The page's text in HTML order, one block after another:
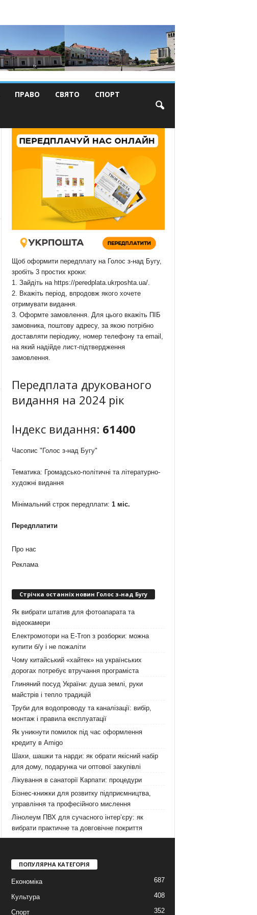
ПРАВО СВЯТО СПОРТ
Щоб оформити передплату на Голос з-над Бугу,
зробіть 3 простих кроки:
1. Зайдіть на https://peredplata.ukrposhta.ua/.
2. Вкажіть період, впродовж якого хочете
отримувати видання.
3. Оформте замовлення. Для цього вкажіть ПІБ
замовника, поштову адресу, за якою потрібно
доставляти періодику, номер телефону та email,
на який надійде лист-підтвердження
замовлення.
Передплата друкованого
видання на 2024 рік
Індекс видання: 61400
Часопис "Голос з-над Бугу"
Тематика: Громадсько-політичні та літературно-
художні видання
Мінімальний строк передплати: 1 міс.
Передплатити
Про нас
Реклама
Стрічка останніх новин Голос з-над Бугу
Як вибрати штатив для фотоапарата та
відеокамери
Електромотори на E-Tron з розборки: можна
купити б/у і не пожаліти
Чому китайський «хайтек» на українських
дорогах потребує втручання програміста
Глиняний посуд України: душа землі, руки
майстрів і тепло традицій
Труби для водопроводу та каналізації: вибір,
монтаж і правила експлуатації
Як уникнути помилок під час оформлення
кредиту в Amigo
Шахи, шашки та нарди: як обрати якісний набір
для дому, подарунка чи оптової закупівлі
Лікування в санаторії Карпати: процедури
Бізнес-книжки для розвитку підприємництва,
управління та професійного мислення
Лінолеум ПВХ для сучасного інтер’єру: як
вибрати практичне та довговічне покриття
ПОПУЛЯРНА КАТЕГОРІЯ
Економіка 687
Культура 408
Спорт 352